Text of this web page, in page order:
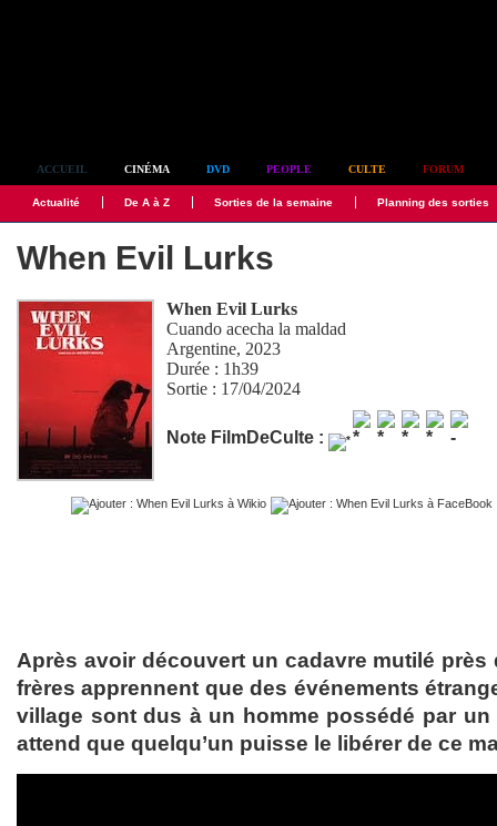
ACCUEIL CINÉMA DVD PEOPLE CULTE FORUM
Actualité De A à Z Sorties de la semaine Planning des sorties
When Evil Lurks
When Evil Lurks
Cuando acecha la maldad
Argentine, 2023
Durée : 1h39
Sortie : 17/04/2024
Note FilmDeCulte :
Après avoir découvert un cadavre mutilé près
frères apprennent que des événements
village sont dus à un homme possédé par
attend que quelqu’un puisse le libérer de ce